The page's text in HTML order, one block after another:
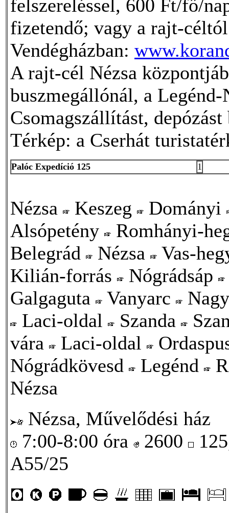
felszereléssel, 600 Ft/fő/
fizetendő; vagy a rajt-
Vendégházban:
A rajt-cél Nézsa
buszmegállónál, a Legénd-
Csomagszállítást,
Térkép: a Cserhát
Palóc Expedíció 125 1
Nézsa Keszeg
Dományi
Alsópetény
Romhányi-
Belegrád
Nézsa
Vas-
Kilián-forrás
Nógrádsáp
Galgaguta
Vanyarc
Laci-oldal
Szanda
vára
Laci-oldal
Nógrádkövesd
Legénd
Nézsa
Nézsa, Művelődési ház
7:00-8:00 óra
2600
A55/25